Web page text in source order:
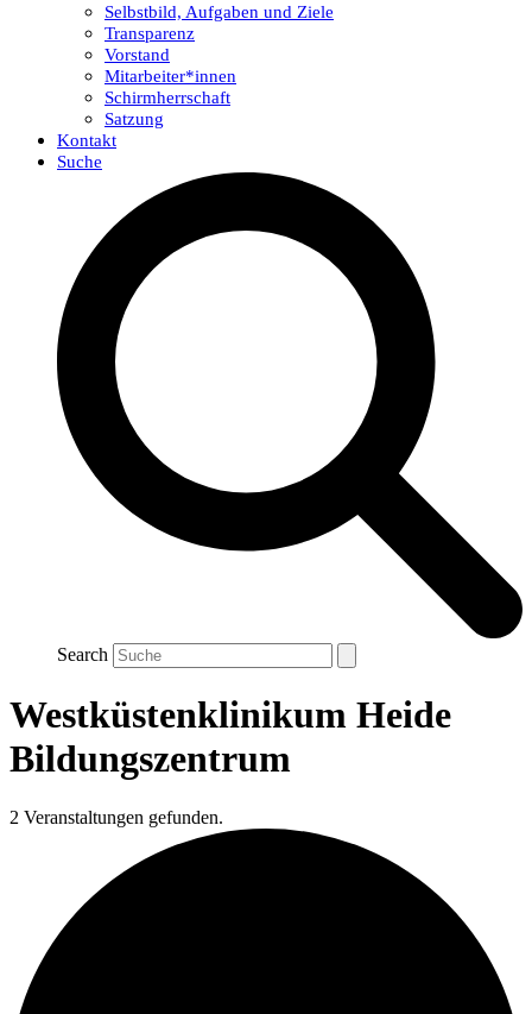
Selbstbild, Aufgaben und Ziele
Transparenz
Vorstand
Mitarbeiter*innen
Schirmherrschaft
Satzung
Kontakt
Suche
Search
Westküstenklinikum Heide
Bildungszentrum
2 Veranstaltungen gefunden.